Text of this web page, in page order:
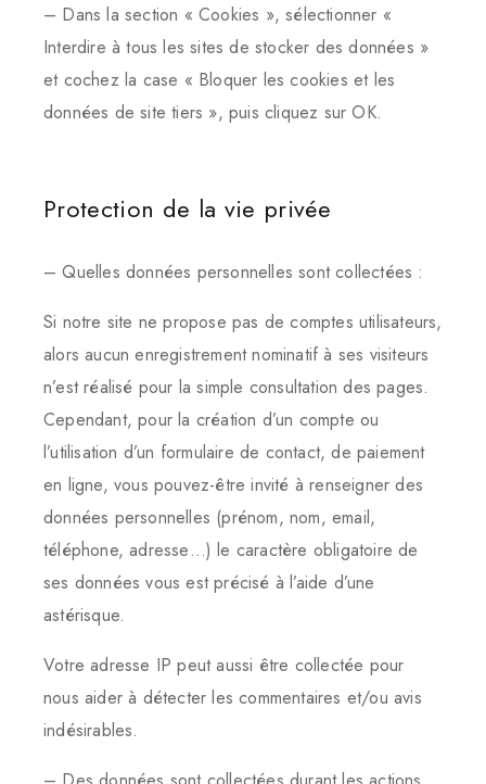
– Dans la section « Cookies », sélectionner «
Interdire à tous les sites de stocker des données »
et cochez la case « Bloquer les cookies et les
données de site tiers », puis cliquez sur OK.
Protection de la vie privée
– Quelles données personnelles sont collectées :
Si notre site ne propose pas de comptes utilisateurs,
alors aucun enregistrement nominatif à ses visiteurs
n’est réalisé pour la simple consultation des pages.
Cependant, pour la création d’un compte ou
l’utilisation d’un formulaire de contact, de paiement
en ligne, vous pouvez-être invité à renseigner des
données personnelles (prénom, nom, email,
téléphone, adresse…) le caractère obligatoire de
ses données vous est précisé à l’aide d’une
astérisque.
Votre adresse IP peut aussi être collectée pour
nous aider à détecter les commentaires et/ou avis
indésirables.